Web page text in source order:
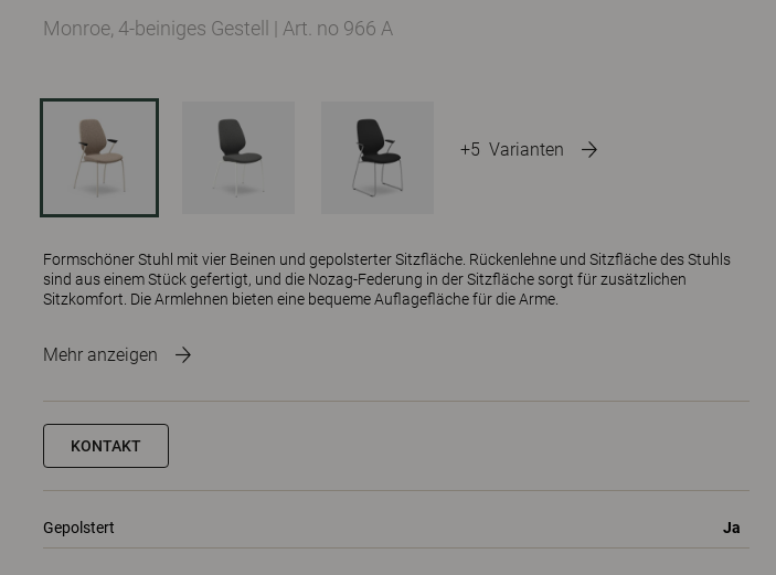
+5 Varianten
Monroe, 4-beiniges Gestell | Art. no 966 A
Formschöner Stuhl mit vier Beinen und gepolsterter Sitzfläche. Rückenlehne und Sitzfläche des Stuhls
sind aus einem Stück gefertigt, und die Nozag-Federung in der Sitzfläche sorgt für zusätzlichen
Sitzkomfort. Die Armlehnen bieten eine bequeme Auflagefläche für die Arme.
Mehr anzeigen
KONTAKT
Gepolstert Ja